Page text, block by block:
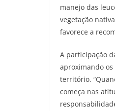
manejo das
vegetação
favorece a
A participação
aproximando
território.
começa nas